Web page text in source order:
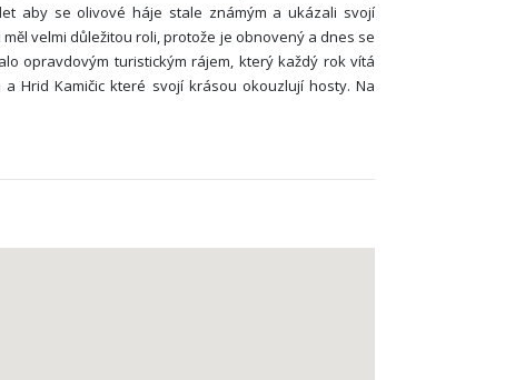
aby se olivové háje stale známým a ukázali svojí
velmi důležitou roli, protože je obnovený a dnes se
opravdovým turistickým rájem, který každý rok vítá
Hrid Kamičic které svojí krásou okouzlují hosty. Na